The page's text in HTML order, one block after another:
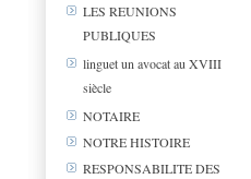
LES REUNIONS
PUBLIQUES
linguet un avocat au XVIII
siècle
NOTAIRE
NOTRE HISTOIRE
RESPONSABILITE DES